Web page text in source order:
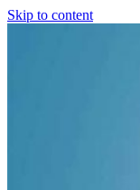
Skip to content